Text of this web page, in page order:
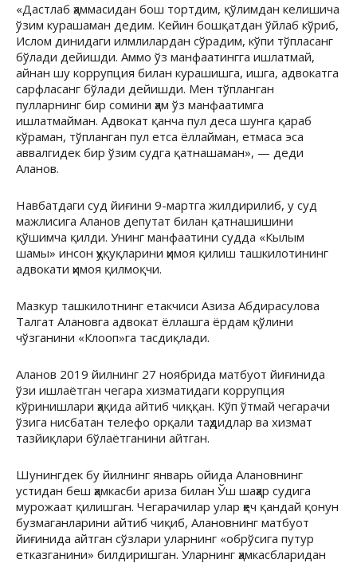
«Дастлаб ҳаммасидан бош тортдим, қўлимдан келишича
ўзим курашаман дедим. Кейин бошқатдан ўйлаб кўриб,
Ислом динидаги илмлилардан сўрадим, кўпи тўпласанг
бўлади дейишди. Аммо ўз манфаатингга ишлатмай,
айнан шу коррупция билан курашишга, ишга, адвокатга
сарфласанг бўлади дейишди. Мен тўпланган
пулларнинг бир сомини ҳам ўз манфаатимга
ишлатмайман. Адвокат қанча пул деса шунга қараб
кўраман, тўпланган пул етса ёллайман, етмаса эса
аввалгидек бир ўзим судга қатнашаман», — деди
Аланов.
Навбатдаги суд йиғини 9-мартга жилдирилиб, у суд
мажлисига Аланов депутат билан қатнашишини
қўшимча қилди. Унинг манфаатини судда «Кылым
шамы» инсон ҳуқуқларини ҳимоя қилиш ташкилотининг
адвокати ҳимоя қилмоқчи.
Мазкур ташкилотнинг етакчиси Азиза Абдирасулова
Талгат Алановга адвокат ёллашга ёрдам қўлини
чўзганини «Клооп»га тасдиқлади.
Аланов 2019 йилнинг 27 ноябрида матбуот йиғинида
ўзи ишлаётган чегара хизматидаги коррупция
кўринишлари ҳақида айтиб чиққан. Кўп ўтмай чегарачи
ўзига нисбатан телефо орқали таҳдидлар ва хизмат
тазйиқлари бўлаётганини айтган.
Шунингдек бу йилнинг январь ойида Алановнинг
устидан беш ҳамкасби ариза билан Ўш шаҳар судига
мурожаат қилишган. Чегарачилар улар ҳеч қандай қонун
бузмаганларини айтиб чиқиб, Алановнинг матбуот
йиғинида айтган сўзлари уларнинг «обрўсига путур
етказганини» билдиришган. Уларнинг ҳамкасбларидан